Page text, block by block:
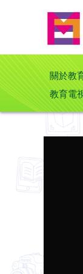
關於教
教育電